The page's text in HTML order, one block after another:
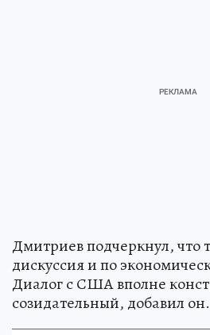
Дмитриев подчеркнул, что
дискуссия и по
Диалог с США вполне
созидательный, добавил он.